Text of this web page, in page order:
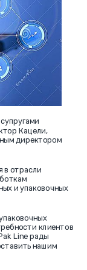
Кацели,
директором
в отрасли
и упаковочных
клиентов
Line рады
нашим